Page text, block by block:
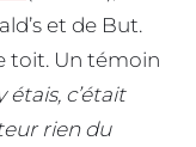
et de But.
toit. Un témoin
étais, c’était
rien du